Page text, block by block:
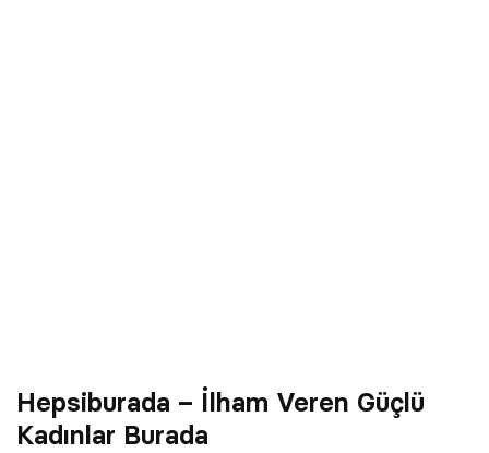
Hepsiburada – İlham Veren Güçlü
Kadınlar Burada